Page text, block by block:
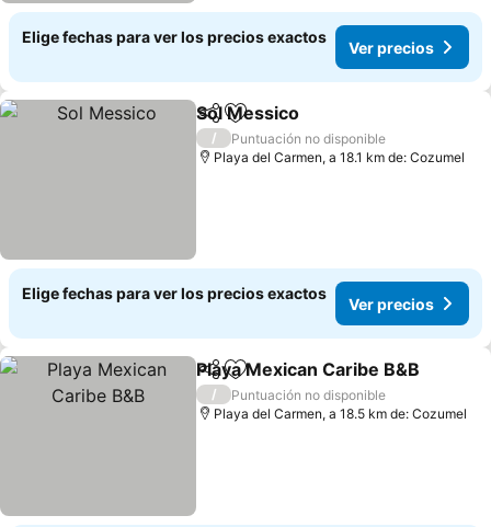
Elige fechas para ver los precios exactos
Ver precios
CompartirAgregar a favoritos
Sol Messico
/
Puntuación no disponible
Playa del Carmen, a 18.1 km de: Cozumel
Elige fechas para ver los precios exactos
Ver precios
CompartirAgregar a favoritos
Playa Mexican Caribe B&B
/
Puntuación no disponible
Playa del Carmen, a 18.5 km de: Cozumel